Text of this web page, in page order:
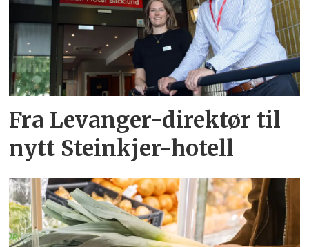
Fra Levanger-direktør til
nytt Steinkjer-hotell